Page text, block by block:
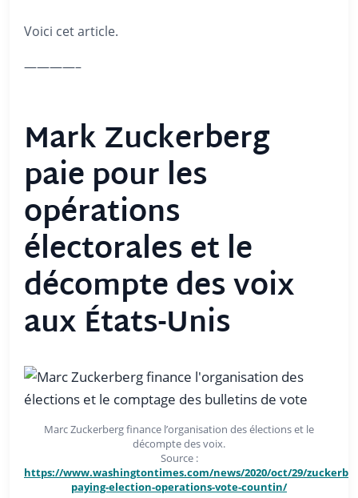
Voici cet article.
————–
Mark Zuckerberg
paie pour les
opérations
électorales et le
décompte des voix
aux États-Unis
Marc Zuckerberg finance l’organisation des élections et le
décompte des voix.
Source :
https://www.washingtontimes.com/news/2020/oct/29/
paying-election-operations-vote-countin/